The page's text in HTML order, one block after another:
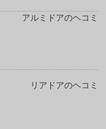
アルミドアのヘコミ
リアドアのヘコミ